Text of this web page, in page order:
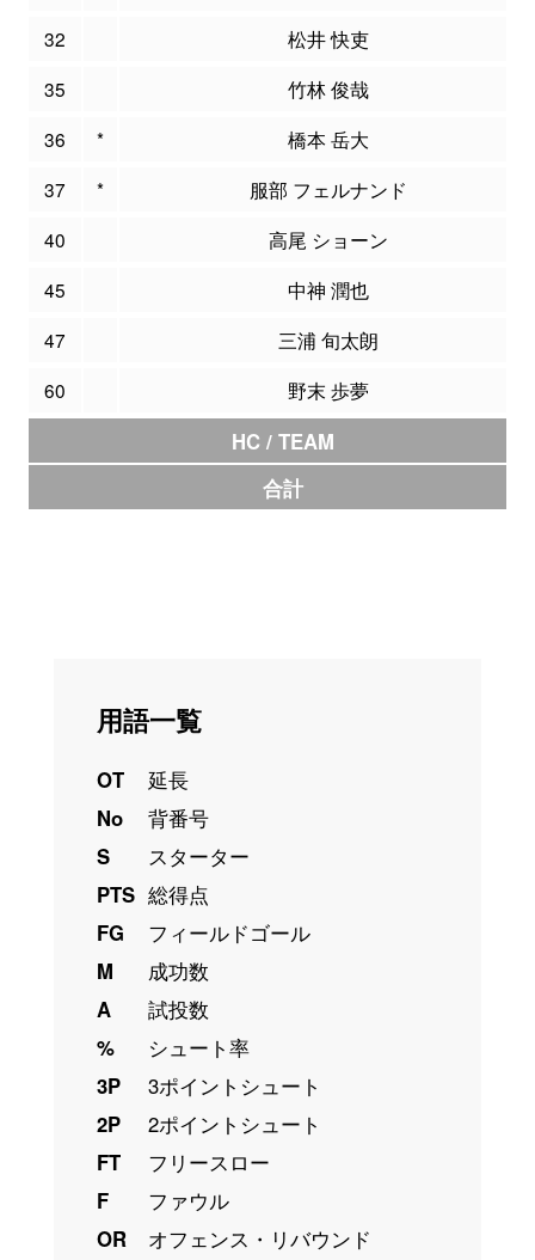
32
松井 快吏
35
竹林 俊哉
36
*
橋本 岳大
37
*
服部 フェルナンド
40
高尾 ショーン
45
中神 潤也
47
三浦 旬太朗
60
野末 歩夢
HC / TEAM
合計
用語一覧
OT
延長
No
背番号
S
スターター
PTS 総得点
FG
フィールドゴール
M
成功数
A
試投数
%
シュート率
3P
3ポイントシュート
2P
2ポイントシュート
FT
フリースロー
F
ファウル
OR
オフェンス・リバウンド